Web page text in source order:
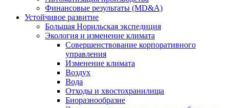
Финансовые результаты (MD&A)
Устойчивое развитие
Большая Норильская экспедиция
Экология и изменение климата
Совершенствование корпоративного
управления
Изменение климата
Воздух
Вода
Отходы и хвостохранилища
Биоразнообразие